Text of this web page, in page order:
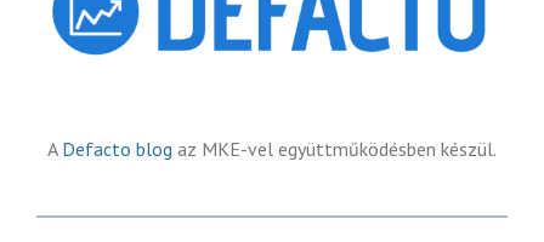
A Defacto blog az MKE-vel együttműködésben készül.